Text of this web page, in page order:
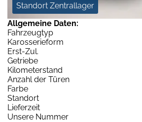
Standort Zentrallager
Allgemeine Daten:
Fahrzeugtyp
Karosserieform
Erst-Zul.
Getriebe
Kilometerstand
Anzahl der Türen
Farbe
Standort
Lieferzeit
Unsere Nummer